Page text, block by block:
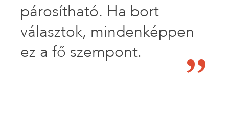
párosítható. Ha bort
választok, mindenképpen
ez a fő szempont.